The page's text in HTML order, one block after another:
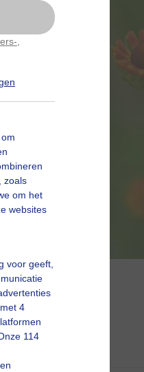
zoals
om het
websites
voor geeft,
4
114
bekeken
pop-up